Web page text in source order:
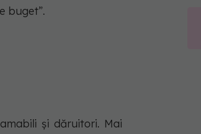
buget”.
și dăruitori. Mai